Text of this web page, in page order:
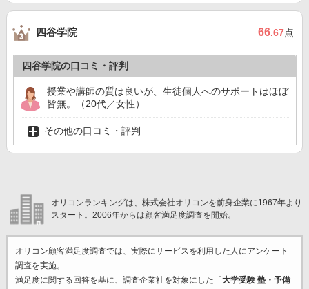
四谷学院 66.67点
四谷学院の口コミ・評判
授業や講師の質は良いが、生徒個人へのサポートはほぼ
皆無。（20代／女性）
その他の口コミ・評判
オリコンランキングは、株式会社オリコンを前身企業に1967年より
スタート。2006年からは顧客満足度調査を開始。
オリコン顧客満足度調査では、実際にサービスを利用した 人にアンケート
調査を実施。
満足度に関する回答を基に、調査企業社を対象にした「 大学受験 塾・予備